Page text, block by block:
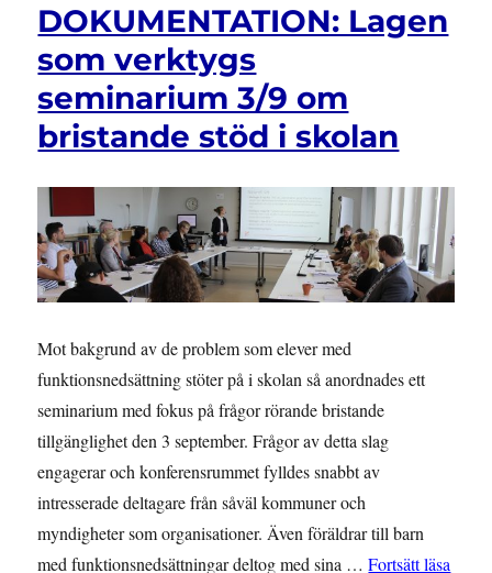
webbtillgänglighet
–
men
vems
är
DOKUMENTATION: Lagen
som verktygs
seminarium 3/9 om
bristande stöd i skolan
Mot bakgrund av de problem som elever med
funktionsnedsättning stöter på i skolan så anordnades ett
seminarium med fokus på frågor rörande bristande
tillgänglighet den 3 september. Frågor av detta slag
engagerar och konferensrummet fylldes snabbt av
intresserade deltagare från såväl kommuner och
myndigheter som organisationer. Även föräldrar till barn
med funktionsnedsättningar deltog med sina …Fortsätt läsa